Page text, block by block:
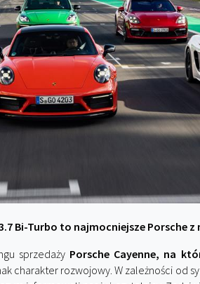
Bi-Turbo to najmocniejsze Porsche z
sprzedaży Porsche Cayenne, na
charakter rozwojowy. W zależności od